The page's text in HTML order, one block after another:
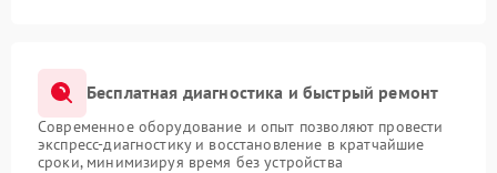
Бесплатная диагностика и быстрый ремонт
Современное оборудование и опыт позволяют провести
экспресс-диагностику и восстановление в кратчайшие
сроки, минимизируя время без устройства